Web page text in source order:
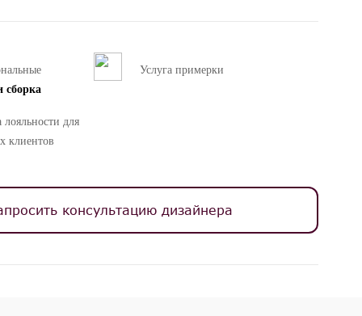
сборка
Услуга примерки
для
клиентов
консультацию дизайнера